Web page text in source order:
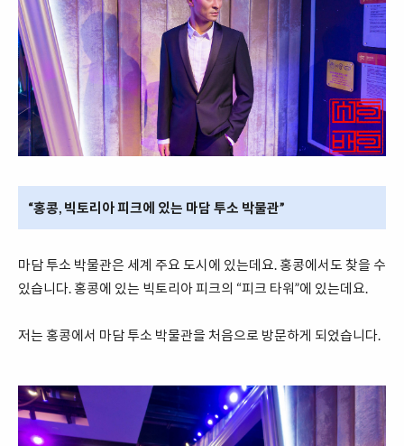
“홍콩, 빅토리아 피크에 있는 마담 투소 박물관”
마담 투소 박물관은 세계 주요 도시에 있는데요. 홍콩에서도 찾을 수
있습니다. 홍콩에 있는 빅토리아 피크의 “피크 타워”에 있는데요.
저는 홍콩에서 마담 투소 박물관을 처음으로 방문하게 되었습니다.